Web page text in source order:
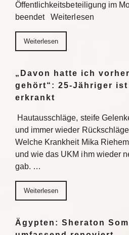
Öffentlichkeitsbeteiligung im
beendet Weiterlesen
Weiterlesen
„Davon hatte ich
gehört“: 25-Jähriger
erkrankt
Hautausschläge, steife
und immer wieder
Welche Krankheit Mika
und wie das UKM ihm wieder
gab. …
Weiterlesen
Ägypten: Sheraton